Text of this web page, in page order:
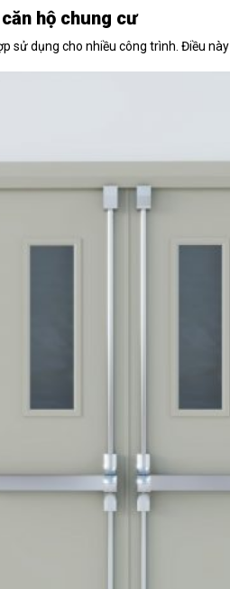
hộ chung cư
sử dụng cho nhiều công trình. Điều